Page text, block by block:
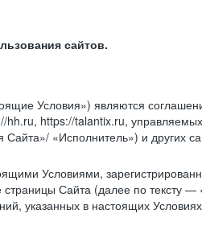
сайтов.
Условия») являются
hh.ru, https://talantix.ru,
«Исполнитель») и
Условиями,
Сайта (далее по тексту —
указанных в настоящих